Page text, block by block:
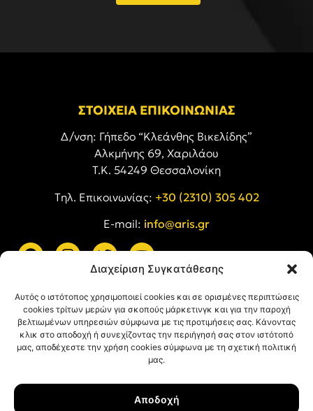
Διαχείριση Συγκατάθεσης
Αυτός ο ιστότοπος χρησιμοποιεί cookies και σε ορισμένες περιπτώσεις
cookies τρίτων μερών για σκοπούς μάρκετινγκ και για την παροχή
βελτιωμένων υπηρεσιών σύμφωνα με τις προτιμήσεις σας. Κάνοντας
κλικ στο αποδοχή ή συνεχίζοντας την περιήγησή σας στον ιστότοπό
μας, αποδέχεστε την χρήση cookies σύμφωνα με τη σχετική πολιτική
μας.
Αποδοχή
ΣΤΟΙΧΕΙΑ ΕΠΙΚΟΙΝΩΝΙΑΣ
Δ/νση: Γήπεδο “Κλεάνθης Βικελίδης”
Αλκμήνης 69, Χαριλάου
Τ.Κ. 54249 Θεσσαλονίκη
Tηλ. Επικοινωνίας: +30 (2310) 305 402
E-mail: info@aris.gr
Όροι Χρήσης